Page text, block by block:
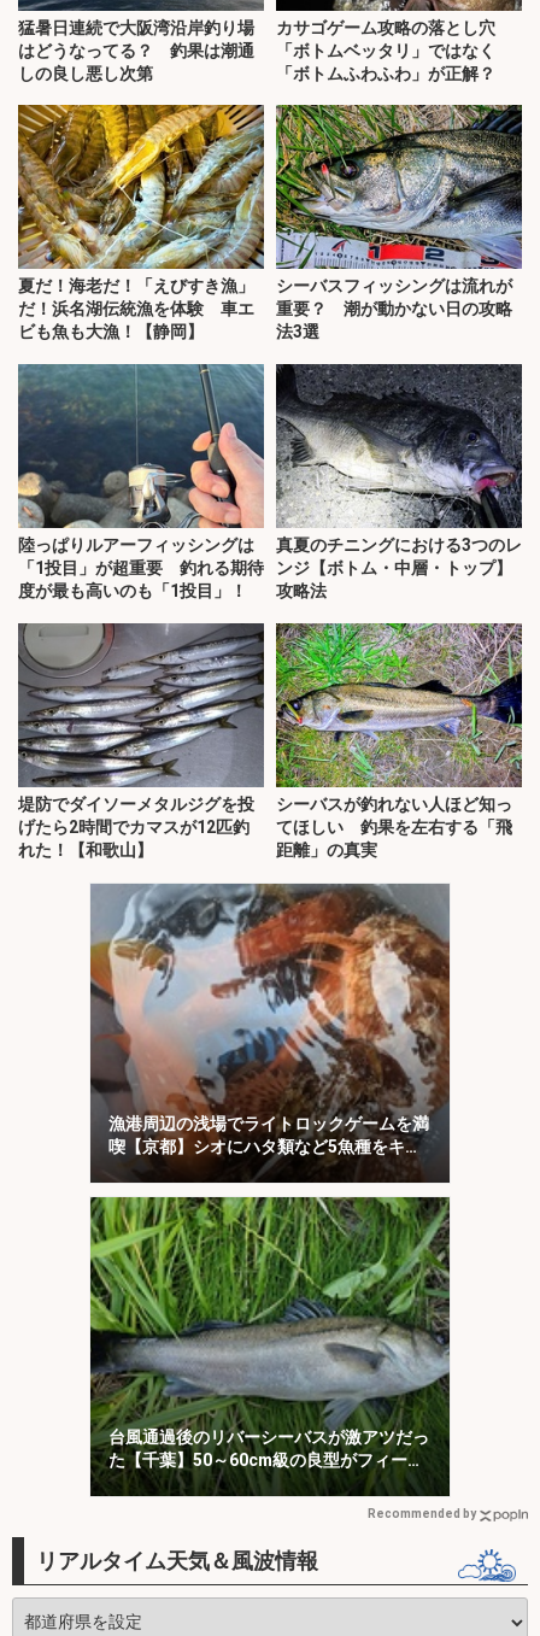
猛暑日連続で大阪湾沿岸釣り場
はどうなってる？ 釣果は潮通
しの良し悪し次第
カサゴゲーム攻略の落とし穴
「ボトムベッタリ」ではなく
「ボトムふわふわ」が正解？
夏だ！海老だ！「えびすき漁」
だ！浜名湖伝統漁を体験 車エ
ビも魚も大漁！【静岡】
シーバスフィッシングは流れが
重要？ 潮が動かない日の攻略
法3選
陸っぱりルアーフィッシングは
「1投目」が超重要 釣れる期待
度が最も高いのも「1投目」！
真夏のチニングにおける3つのレ
ンジ【ボトム・中層・トップ】
攻略法
堤防でダイソーメタルジグを投
げたら2時間でカマスが12匹釣
れた！【和歌山】
シーバスが釣れない人ほど知っ
てほしい 釣果を左右する「飛
距離」の真実
漁港周辺の浅場でライトロックゲームを満
喫【京都】シオにハタ類など5魚種をキャ
ッチ！
台風通過後のリバーシーバスが激アツだっ
た【千葉】50～60cm級の良型がフィーバ
ー！
Recommended by
リアルタイム天気＆風波情報